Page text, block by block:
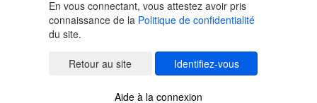
En vous connectant, vous attestez avoir pris
connaissance de la Politique de confidentialité
du site.
Identifiez-vous
Aide à la connexion